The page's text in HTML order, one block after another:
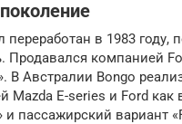
переработан в 1983 году,
Продавался компанией
В Австралии Bongo
Mazda E-series и Ford как
и пассажирский вариант